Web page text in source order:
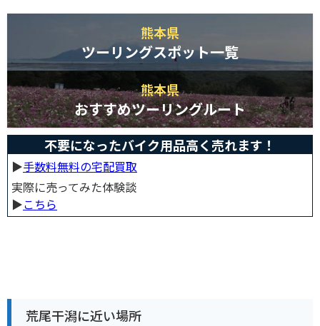
熊本県
ツーリングスポット一覧
熊本県
おすすめツーリングルート
不要になったバイク用品高く売れます！
▶︎手数料無料の宅配買取
実際に売ってみた体験談
▶︎こちら
荒尾干潟に近い場所